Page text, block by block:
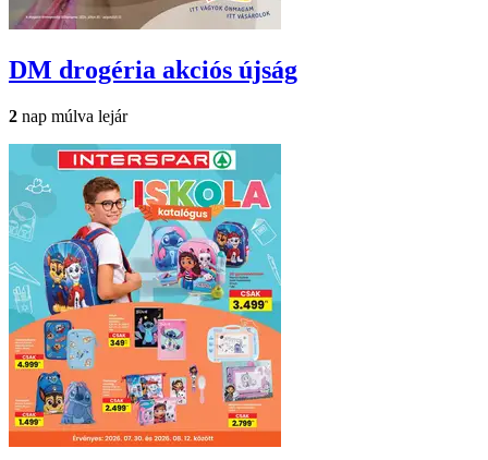
DM drogéria akciós újság
2 nap múlva lejár